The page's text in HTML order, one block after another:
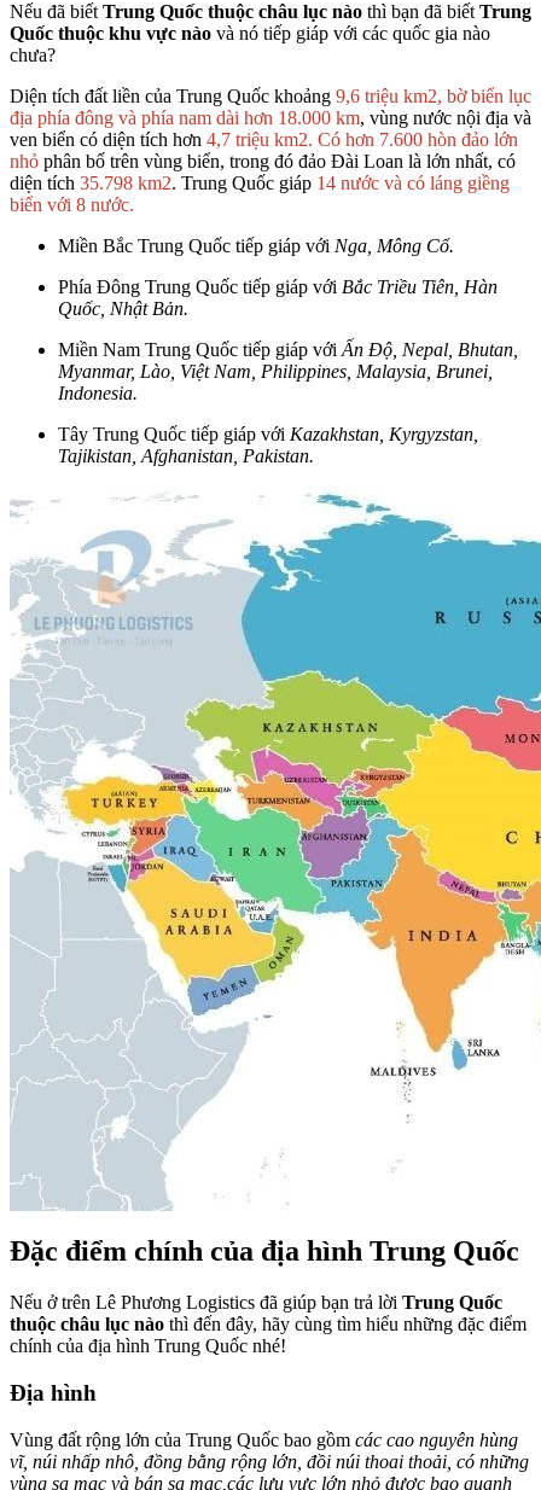
Nếu đã biếtTrung Quốc thuộc châu lục nào thì bạn đã biếtTrung
Quốc thuộc khu vực nào và nó tiếp giáp với các quốc gia nào
chưa?
Diện tích đất liền của Trung Quốc khoảng 9,6 triệu km2, bờ biển lục
địa phía đông và phía nam dài hơn 18.000 km, vùng nước nội địa và
ven biển có diện tích hơn 4,7 triệu km2. Có hơn 7.600 hòn đảo lớn
nhỏ phân bố trên vùng biển, trong đó đảo Đài Loan là lớn nhất, có
diện tích 35.798 km2. Trung Quốc giáp 14 nước và có láng giềng
biển với 8 nước.
Miền Bắc Trung Quốc tiếp giáp với Nga, Mông Cổ.
Phía Đông Trung Quốc tiếp giáp với Bắc Triều Tiên, Hàn
Quốc, Nhật Bản.
Miền Nam Trung Quốc tiếp giáp vớiẤn Độ, Nepal, Bhutan,
Myanmar, Lào, Việt Nam, Philippines, Malaysia, Brunei,
Indonesia.
Tây Trung Quốc tiếp giáp với Kazakhstan, Kyrgyzstan,
Tajikistan, Afghanistan, Pakistan.
Đặc điểm chính của địa hình Trung Quốc
Nếu ở trên Lê Phương Logistics đã giúp bạn trả lời Trung Quốc
thuộc châu lục nào thì đến đây, hãy cùng tìm hiểu những đặc điểm
chính của địa hình Trung Quốc nhé!
Địa hình
Vùng đất rộng lớn của Trung Quốc bao gồm các cao nguyên hùng
vĩ, núi nhấp nhô, đồng bằng rộng lớn, đồi núi thoai thoải, có những
vùng sa mạc và bán sa mạc,các lưu vực lớn nhỏ được bao quanh